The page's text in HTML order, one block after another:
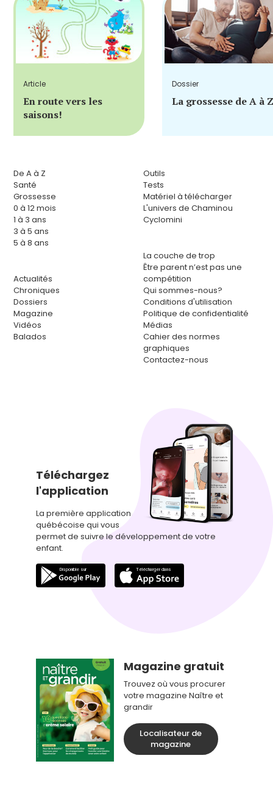
Article
En route vers les
saisons!
Dossier
La grossesse de A à Z
De A à Z
Santé
Grossesse
0 à 12 mois
1 à 3 ans
3 à 5 ans
5 à 8 ans
Actualités
Chroniques
Dossiers
Magazine
Vidéos
Balados
Outils
Tests
Matériel à télécharger
L'univers de Chaminou
Cyclomini
La couche de trop
Être parent n’est pas une
compétition
Qui sommes-nous?
Conditions d'utilisation
Politique de confidentialité
Médias
Cahier des normes
graphiques
Contactez-nous
Téléchargez
l'application
La première application
québécoise qui vous
permet de suivre le développement de votre
enfant.
Magazine gratuit
Trouvez où vous procurer
votre magazine Naître et
grandir
Localisateur de
magazine